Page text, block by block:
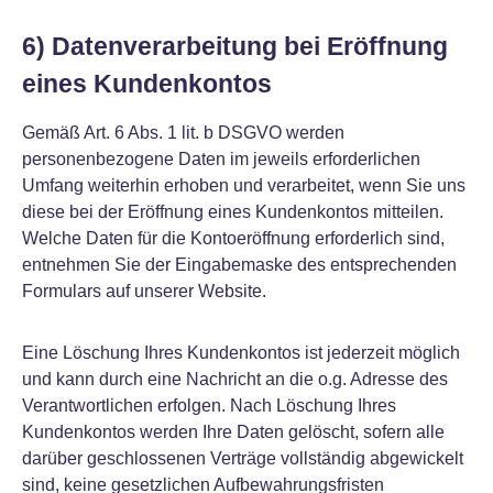
6) Datenverarbeitung bei Eröffnung
eines Kundenkontos
Gemäß Art. 6 Abs. 1 lit. b DSGVO werden
personenbezogene Daten im jeweils erforderlichen
Umfang weiterhin erhoben und verarbeitet, wenn Sie uns
diese bei der Eröffnung eines Kundenkontos mitteilen.
Welche Daten für die Kontoeröffnung erforderlich sind,
entnehmen Sie der Eingabemaske des entsprechenden
Formulars auf unserer Website.
Eine Löschung Ihres Kundenkontos ist jederzeit möglich
und kann durch eine Nachricht an die o.g. Adresse des
Verantwortlichen erfolgen. Nach Löschung Ihres
Kundenkontos werden Ihre Daten gelöscht, sofern alle
darüber geschlossenen Verträge vollständig abgewickelt
sind, keine gesetzlichen Aufbewahrungsfristen